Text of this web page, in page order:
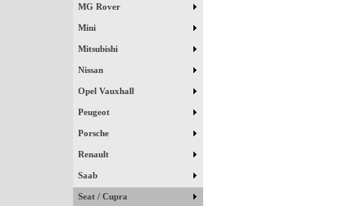
MG Rover
Mini
Mitsubishi
Nissan
Opel Vauxhall
Peugeot
Porsche
Renault
Saab
Seat / Cupra